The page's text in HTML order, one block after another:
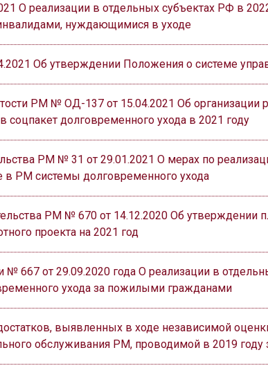
О реализации в отдельных субъектах РФ в
нуждающимися в уходе
Об утверждении Положения о системе
РМ № ОД-137 от 15.04.2021 Об организации
соцпакет долговременного ухода в 2021 году
РМ № 31 от 29.01.2021 О мерах по
в РМ системы долговременного ухода
РМ № 670 от 14.12.2020 Об утверждении
проекта на 2021 год
№ 667 от 29.09.2020 года О реализации в
ухода за пожилыми гражданами
выявленных в ходе независимой
обслуживания РМ, проводимой в 2019 году